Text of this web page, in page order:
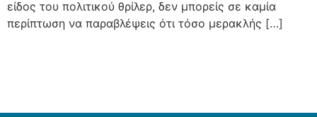
είδος του πολιτικού θρίλερ, δεν μπορείς σε καμία
περίπτωση να παραβλέψεις ότι τόσο μερακλής […]